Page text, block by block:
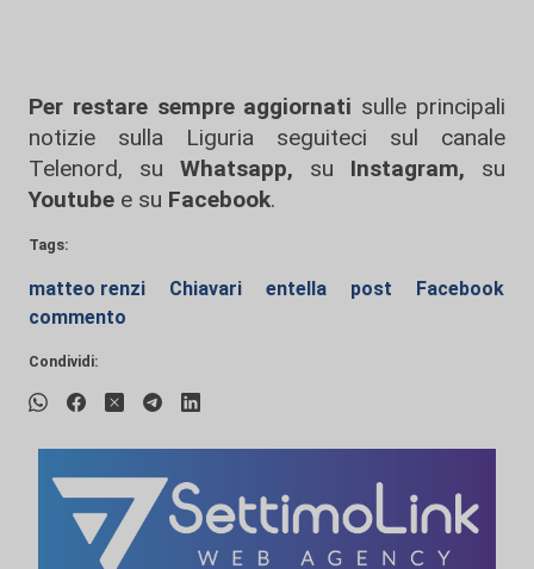
Per restare sempre aggiornati sulle principali
notizie sulla Liguria seguiteci sul canale
Telenord, su
Whatsapp, su Instagram, su
Youtube e su Facebook.
Tags:
matteo renzi Chiavari entella post
Facebook
commento
Condividi: